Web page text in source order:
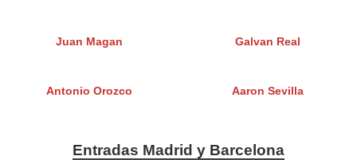
Juan Magan Galvan Real
Antonio Orozco Aaron Sevilla
Entradas Madrid y Barcelona